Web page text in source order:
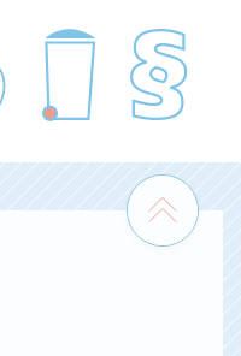
Zum